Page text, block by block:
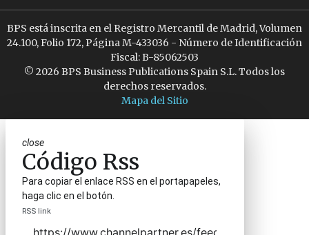
BPS está inscrita en el Registro Mercantil de Madrid, Volumen
24.100, Folio 172, Página M-433036 - Número de Identificación
Fiscal: B-85062503
© 2026 BPS Business Publications Spain S.L. Todos los
derechos reservados.
Mapa del Sitio
close
Código Rss
Para copiar el enlace RSS en el portapapeles,
haga clic en el botón.
RSS link